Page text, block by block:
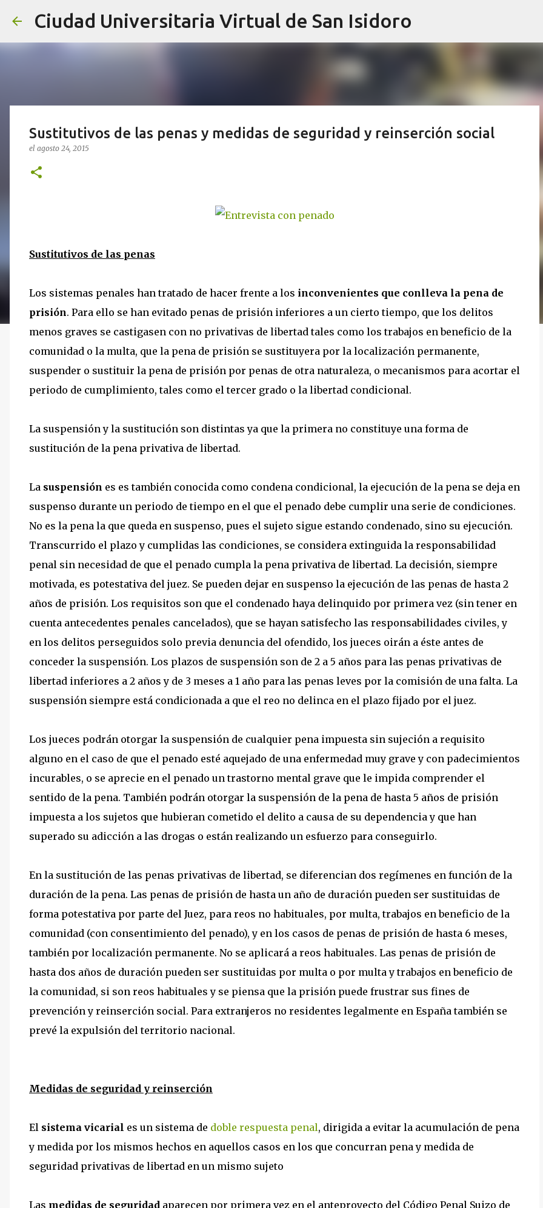
Ir al contenido principal
Ciudad Universitaria Virtual de San Isidoro
Sustitutivos de las penas y medidas de seguridad y reinserción social
el agosto 24, 2015
Sustitutivos de las penas
Los sistemas penales han tratado de hacer frente a los inconvenientes que conlleva la pena de
prisión. Para ello se han evitado penas de prisión inferiores a un cierto tiempo, que los delitos
menos graves se castigasen con no privativas de libertad tales como los trabajos en beneficio de la
comunidad o la multa, que la pena de prisión se sustituyera por la localización permanente,
suspender o sustituir la pena de prisión por penas de otra naturaleza, o mecanismos para acortar el
periodo de cumplimiento, tales como el tercer grado o la libertad condicional.
La suspensión y la sustitución son distintas ya que la primera no constituye una forma de
sustitución de la pena privativa de libertad.
La suspensión es es también conocida como condena condicional, la ejecución de la pena se deja en
suspenso durante un periodo de tiempo en el que el penado debe cumplir una serie de condiciones.
No es la pena la que queda en suspenso, pues el sujeto sigue estando condenado, sino su ejecución.
Transcurrido el plazo y cumplidas las condiciones, se considera extinguida la responsabilidad
penal sin necesidad de que el penado cumpla la pena privativa de libertad. La decisión, siempre
motivada, es potestativa del juez. Se pueden dejar en suspenso la ejecución de las penas de hasta 2
años de prisión. Los requisitos son que el condenado haya delinquido por primera vez (sin tener en
cuenta antecedentes penales cancelados), que se hayan satisfecho las responsabilidades civiles, y
en los delitos perseguidos solo previa denuncia del ofendido, los jueces oirán a éste antes de
conceder la suspensión. Los plazos de suspensión son de 2 a 5 años para las penas privativas de
libertad inferiores a 2 años y de 3 meses a 1 año para las penas leves por la comisión de una falta. La
suspensión siempre está condicionada a que el reo no delinca en el plazo fijado por el juez.
Los jueces podrán otorgar la suspensión de cualquier pena impuesta sin sujeción a requisito
alguno en el caso de que el penado esté aquejado de una enfermedad muy grave y con padecimientos
incurables, o se aprecie en el penado un trastorno mental grave que le impida comprender el
sentido de la pena. También podrán otorgar la suspensión de la pena de hasta 5 años de prisión
impuesta a los sujetos que hubieran cometido el delito a causa de su dependencia y que han
superado su adicción a las drogas o están realizando un esfuerzo para conseguirlo.
En la sustitución de las penas privativas de libertad, se diferencian dos regímenes en función de la
duración de la pena. Las penas de prisión de hasta un año de duración pueden ser sustituidas de
forma potestativa por parte del Juez, para reos no habituales, por multa, trabajos en beneficio de la
comunidad (con consentimiento del penado), y en los casos de penas de prisión de hasta 6 meses,
también por localización permanente. No se aplicará a reos habituales. Las penas de prisión de
hasta dos años de duración pueden ser sustituidas por multa o por multa y trabajos en beneficio de
la comunidad, si son reos habituales y se piensa que la prisión puede frustrar sus fines de
prevención y reinserción social. Para extranjeros no residentes legalmente en España también se
prevé la expulsión del territorio nacional.
Medidas de seguridad y reinserción
El sistema vicarial es un sistema de doble respuesta penal, dirigida a evitar la acumulación de pena
y medida por los mismos hechos en aquellos casos en los que concurran pena y medida de
seguridad privativas de libertad en un mismo sujeto
Las medidas de seguridad aparecen por primera vez en el anteproyecto del Código Penal Suizo de